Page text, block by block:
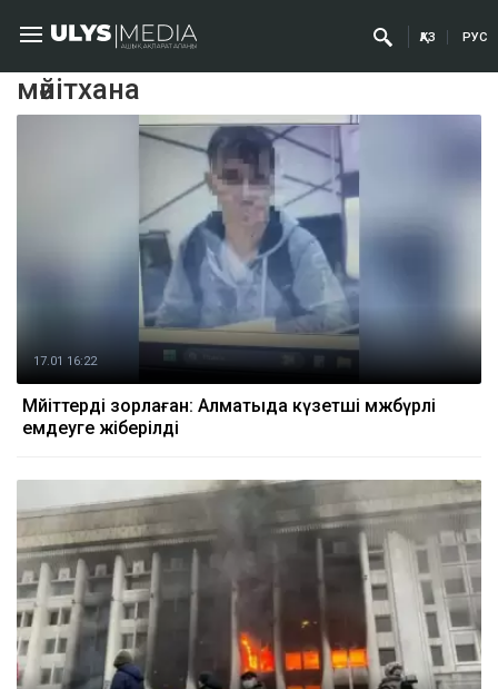
ҚАЗ РУС
мәйітхана
17.01 16:22
Мәйіттерді зорлаған: Алматыда күзетші мәжбүрлі
емдеуге жіберілді